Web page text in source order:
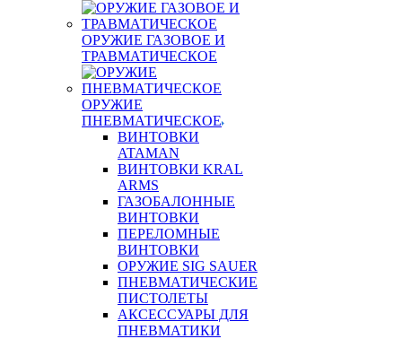
ОРУЖИЕ ГАЗОВОЕ И
ТРАВМАТИЧЕСКОЕ
ОРУЖИЕ
ПНЕВМАТИЧЕСКОЕ
ВИНТОВКИ
ATAMAN
ВИНТОВКИ KRAL
ARMS
ГАЗОБАЛОННЫЕ
ВИНТОВКИ
ПЕРЕЛОМНЫЕ
ВИНТОВКИ
ОРУЖИЕ SIG SAUER
ПНЕВМАТИЧЕСКИЕ
ПИСТОЛЕТЫ
АКСЕССУАРЫ ДЛЯ
ПНЕВМАТИКИ